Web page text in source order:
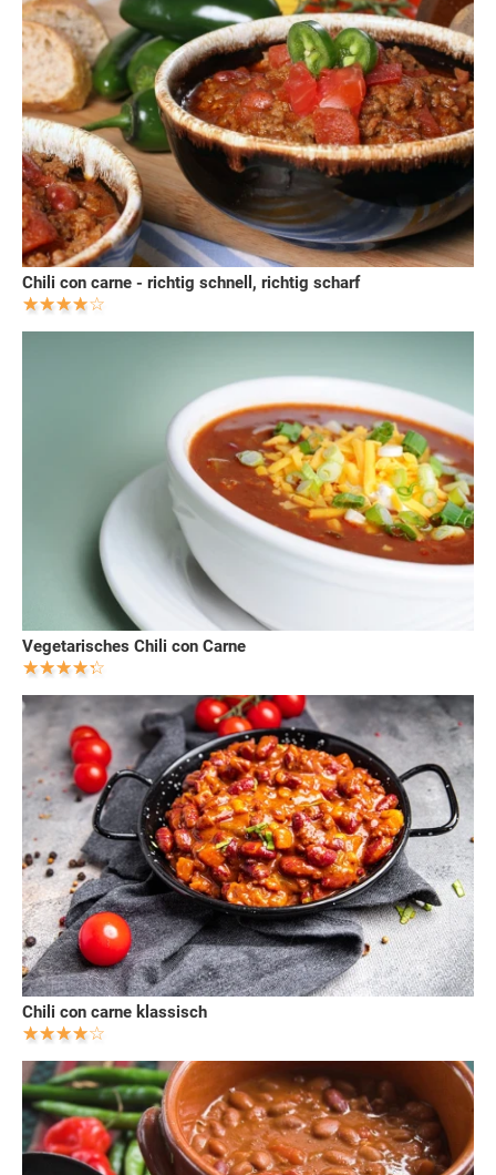
Chili con carne - richtig schnell, richtig scharf
Vegetarisches Chili con Carne
Chili con carne klassisch